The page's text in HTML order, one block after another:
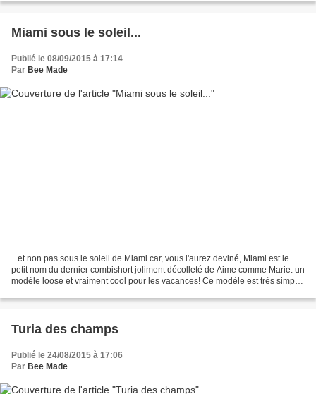
Miami sous le soleil...
Publié le 08/09/2015 à 17:14
Par Bee Made
...et non pas sous le soleil de Miami car, vous l'aurez deviné, Miami est le
petit nom du dernier combishort joliment décolleté de Aime comme Marie: un
modèle loose et vraiment cool pour les vacances! Ce modèle est très simple
Turia des champs
Publié le 24/08/2015 à 17:06
Par Bee Made